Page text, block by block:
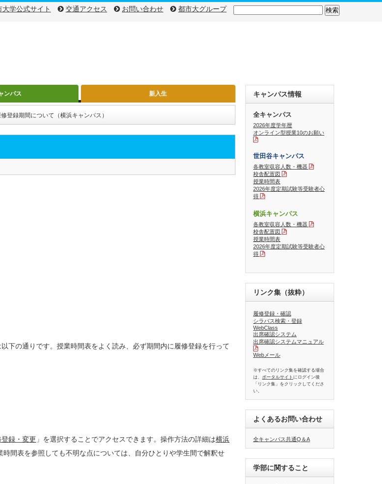
大学公式サイト 交通アクセス お問い合わせ 都市大グループ
検
索:
ンパス 新入生
登録期間について（横浜キャンパス）
下の通りです。授業時間表をよく読み、必ず期間内に履修登録を行って
登録・変更 」を選択することでアクセスできます。操作方法の詳細は横浜
間表を参照しても不明な点については、自分ひとりや学生間で解釈せ
キャンパス情報
全キャンパス
2026年度学年暦
オンライン型授業10のお願い
世田谷キャンパス
各教室収容人数・機器
校舎配置図
授業時間表
2026年度定期試験等受験者心
得
横浜キャンパス
各教室収容人数・機器
校舎配置図
授業時間表
2026年度定期試験等受験者心
得
リンク集（抜粋）
履修登録・確認
シラバス検索・登録
WebClass
出席確認システム
出席確認システムマニュアル
Webメール
※すべてのリンク集を確認する場合
は、 ポータルサイト にログイン後
「リンク集」をクリックしてくださ
い。
よくあるお問い合わせ
全キャンパス共通Q＆A
学部に関すること